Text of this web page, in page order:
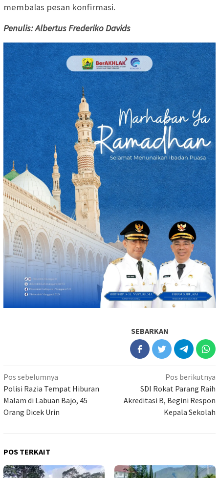
membalas pesan konfirmasi.
Penulis: Albertus Frederiko Davids
SEBARKAN
Navigasi
pos
Pos sebelumnya
Polisi Razia Tempat Hiburan
Malam di Labuan Bajo, 45
Orang Dicek Urin
Pos berikutnya
SDI Rokat Parang Raih
Akreditasi B, Begini Respon
Kepala Sekolah
POS TERKAIT